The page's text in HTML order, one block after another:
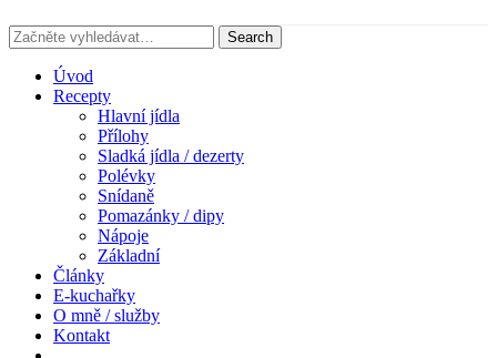
Úvod
Recepty
Hlavní jídla
Přílohy
Sladká jídla / dezerty
Polévky
Snídaně
Pomazánky / dipy
Nápoje
Základní
Články
E-kuchařky
O mně / služby
Kontakt